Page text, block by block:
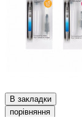
В закладки
порівняння